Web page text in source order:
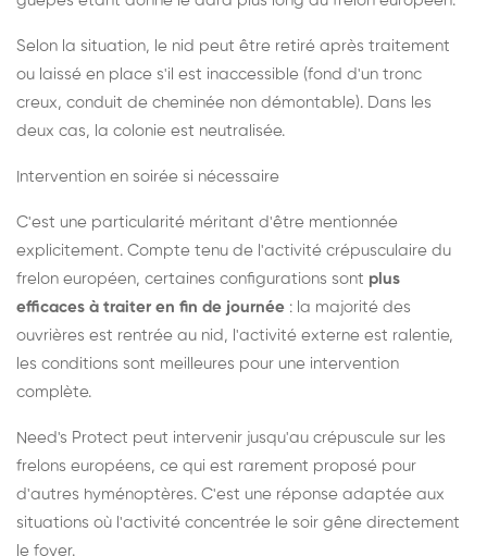
Selon la situation, le nid peut être retiré après traitement
ou laissé en place s'il est inaccessible (fond d'un tronc
creux, conduit de cheminée non démontable). Dans les
deux cas, la colonie est neutralisée.
Intervention en soirée si nécessaire
C'est une particularité méritant d'être mentionnée
explicitement. Compte tenu de l'activité crépusculaire du
frelon européen, certaines configurations sont plus
efficaces à traiter en fin de journée : la majorité des
ouvrières est rentrée au nid, l'activité externe est ralentie,
les conditions sont meilleures pour une intervention
complète.
Need's Protect peut intervenir jusqu'au crépuscule sur les
frelons européens, ce qui est rarement proposé pour
d'autres hyménoptères. C'est une réponse adaptée aux
situations où l'activité concentrée le soir gêne directement
le foyer.